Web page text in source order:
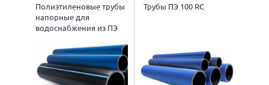
Полиэтиленовые трубы
напорные для
водоснабжения из ПЭ
Трубы ПЭ 100 RC